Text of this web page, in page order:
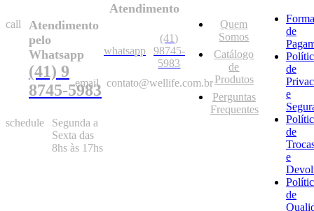
call
Atendimento
pelo
Whatsapp
(41) 9
8745-5983
schedule
Segunda a
Sexta das
8hs às 17hs
Atendimento
whatsapp
(41)
98745-
5983
email
contato@wellife.com.br
Quem
Somos
Catálogo
de
Produtos
Perguntas
Frequentes
de
de
e
de
e
de